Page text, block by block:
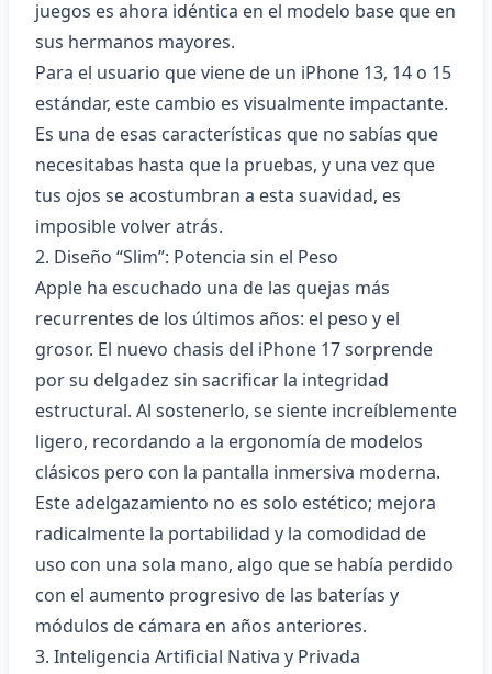
juegos es ahora idéntica en el modelo base que en
sus hermanos mayores.
Para el usuario que viene de un iPhone 13, 14 o 15
estándar, este cambio es visualmente impactante.
Es una de esas características que no sabías que
necesitabas hasta que la pruebas, y una vez que
tus ojos se acostumbran a esta suavidad, es
imposible volver atrás.
2. Diseño “Slim”: Potencia sin el Peso
Apple ha escuchado una de las quejas más
recurrentes de los últimos años: el peso y el
grosor. El nuevo chasis del iPhone 17 sorprende
por su delgadez sin sacrificar la integridad
estructural. Al sostenerlo, se siente increíblemente
ligero, recordando a la ergonomía de modelos
clásicos pero con la pantalla inmersiva moderna.
Este adelgazamiento no es solo estético; mejora
radicalmente la portabilidad y la comodidad de
uso con una sola mano, algo que se había perdido
con el aumento progresivo de las baterías y
módulos de cámara en años anteriores.
3. Inteligencia Artificial Nativa y Privada